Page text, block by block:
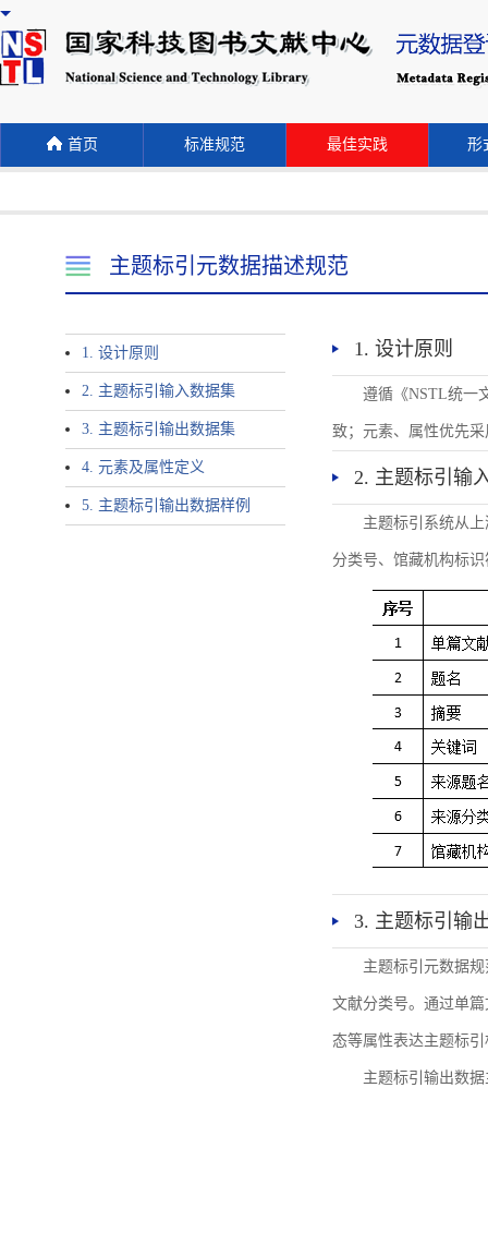
首页 标准规范 最佳实践 形
主题标引元数据描述规范
1. 设计原则
2. 主题标引输入数据集
3. 主题标引输出数据集
4. 元素及属性定义
5. 主题标引输出数据样例
1. 设计原则
遵循《NSTL统一
致；元素、属性优先
2. 主题标引输
主题标引系统从
分类号、馆藏机构标
3. 主题标引输
主题标引元数据
文献分类号。通过单
态等属性表达主题标
主题标引输出数